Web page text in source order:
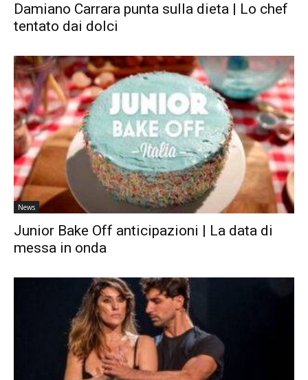
Damiano Carrara punta sulla dieta | Lo chef
tentato dai dolci
News
Junior Bake Off anticipazioni | La data di
messa in onda